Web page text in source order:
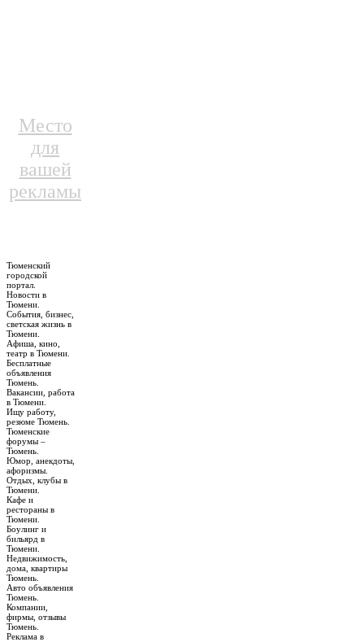
Место
для
вашей
рекламы
Тюменский
городской
портал.
Новости в
Тюмени.
События, бизнес,
светская жизнь в
Тюмени.
Афиша, кино,
театр в Тюмени.
Бесплатные
объявления
Тюмень.
Вакансии, работа
в Тюмени.
Ищу работу,
резюме Тюмень.
Тюменские
форумы –
Тюмень.
Юмор, анекдоты,
афоризмы.
Отдых, клубы в
Тюмени.
Кафе и
рестораны в
Тюмени.
Боулинг и
бильярд в
Тюмени.
Недвижимость,
дома, квартиры
Тюмень.
Авто объявления
Тюмень.
Компании,
фирмы, отзывы
Тюмень.
Реклама в